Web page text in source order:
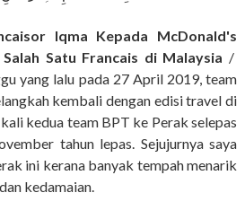
Iqma Kepada McDonald's
Satu Francais di Malaysia /
yang lalu pada 27 April 2019, team
kembali dengan edisi travel di
kedua team BPT ke Perak selepas
tahun lepas. Sejujurnya saya
ini kerana banyak tempah menarik
kedamaian.